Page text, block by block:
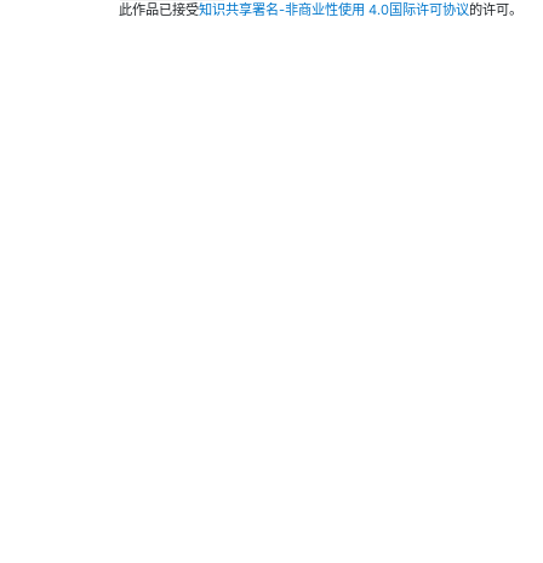
此作品已接受知识共享署名-非商业性使用 4.0国际许可协议的许可。